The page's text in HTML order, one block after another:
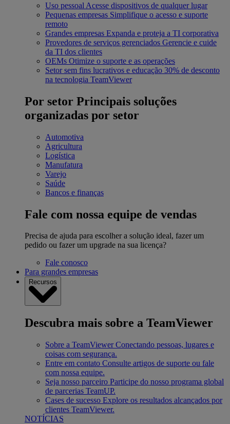
Uso pessoal Acesse dispositivos de qualquer lugar
Pequenas empresas Simplifique o acesso e suporte
remoto
Grandes empresas Expanda e proteja a TI corporativa
Provedores de serviços gerenciados Gerencie e cuide
da TI dos clientes
OEMs Otimize o suporte e as operações
Setor sem fins lucrativos e educação 30% de desconto
na tecnologia TeamViewer
Por setor Principais soluções
organizadas por setor
Automotiva
Agricultura
Logística
Manufatura
Varejo
Saúde
Bancos e finanças
Fale com nossa equipe de vendas
Precisa de ajuda para escolher a solução ideal, fazer um
pedido ou fazer um upgrade na sua licença?
Fale conosco
Para grandes empresas
Recursos
Descubra mais sobre a TeamViewer
Sobre a TeamViewer Conectando pessoas, lugares e
coisas com segurança.
Entre em contato Consulte artigos de suporte ou fale
com nossa equipe.
Seja nosso parceiro Participe do nosso programa global
de parcerias TeamUP.
Cases de sucesso Explore os resultados alcançados por
clientes TeamViewer.
NOTÍCIAS